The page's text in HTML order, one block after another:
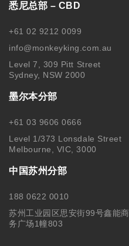
悉尼总部 – CBD
+61 02 9212 0099
info@monkeyking.com.au
Level 7, 309 Pitt Street
Sydney, NSW 2000
墨尔本分部
+61 03 9606 0666
Level 1/373 Lonsdale Street
Melbourne, VIC, 3000
中国苏州分部
188 0622 0010
苏州工业园区思安街99号鑫能商
务广场1幢803